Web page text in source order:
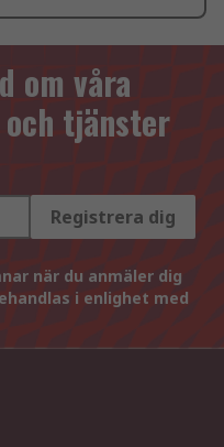
om våra
tjänster
Registrera dig
när du anmäler dig
i enlighet med